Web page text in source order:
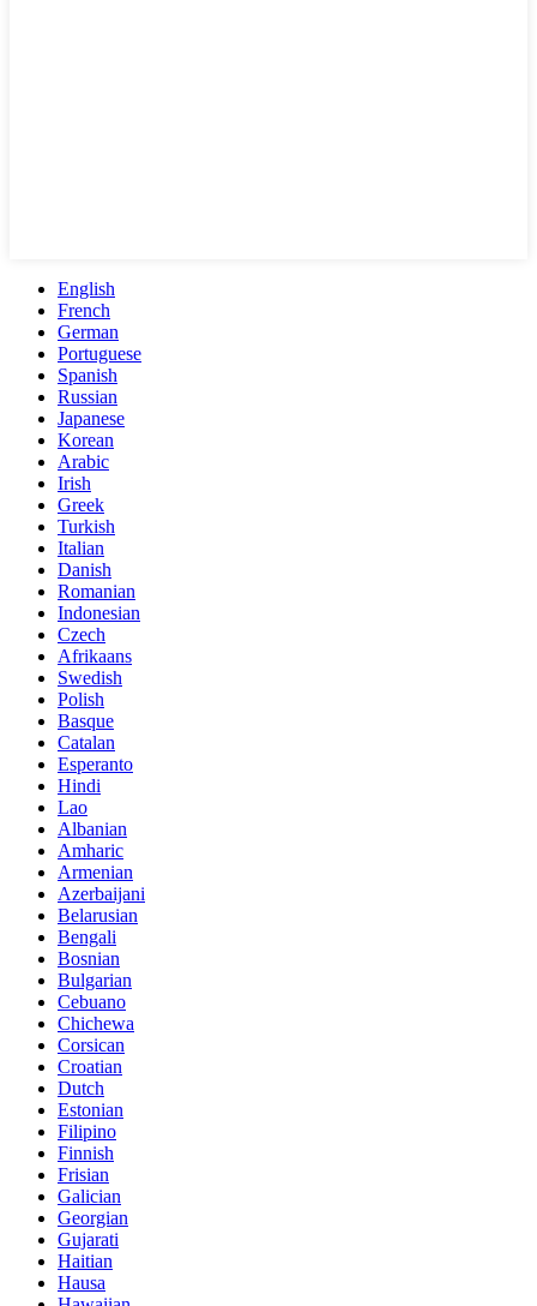
English
French
German
Portuguese
Spanish
Russian
Japanese
Korean
Arabic
Irish
Greek
Turkish
Italian
Danish
Romanian
Indonesian
Czech
Afrikaans
Swedish
Polish
Basque
Catalan
Esperanto
Hindi
Lao
Albanian
Amharic
Armenian
Azerbaijani
Belarusian
Bengali
Bosnian
Bulgarian
Cebuano
Chichewa
Corsican
Croatian
Dutch
Estonian
Filipino
Finnish
Frisian
Galician
Georgian
Gujarati
Haitian
Hausa